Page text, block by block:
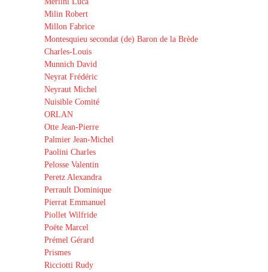
Milin Robert
Millon Fabrice
Montesquieu secondat (de) Baron de la Brède
Charles-Louis
Munnich David
Neyrat Frédéric
Neyraut Michel
Nuisible Comité
ORLAN
Otte Jean-Pierre
Palmier Jean-Michel
Paolini Charles
Pelosse Valentin
Peretz Alexandra
Perrault Dominique
Pierrat Emmanuel
Piollet Wilfride
Poëte Marcel
Prémel Gérard
Prismes
Ricciotti Rudy